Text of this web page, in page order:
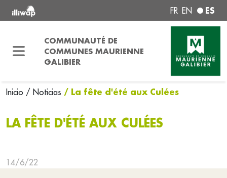
FR EN ES
COMMUNAUTÉ DE
COMMUNES MAURIENNE
GALIBIER
Inicio / Noticias / La fête d'été aux Culées
LA FÊTE D'ÉTÉ AUX CULÉES
14/6/22